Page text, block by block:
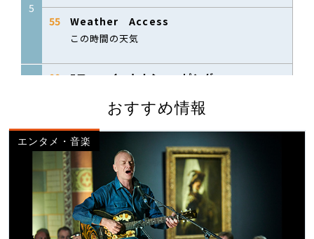
おすすめ情報
エンタメ・音楽